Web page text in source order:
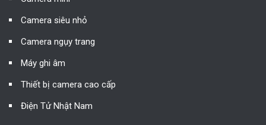
Camera siêu nhỏ
Camera ngụy trang
Máy ghi âm
Thiết bị camera cao cấp
Điện Tử Nhật Nam